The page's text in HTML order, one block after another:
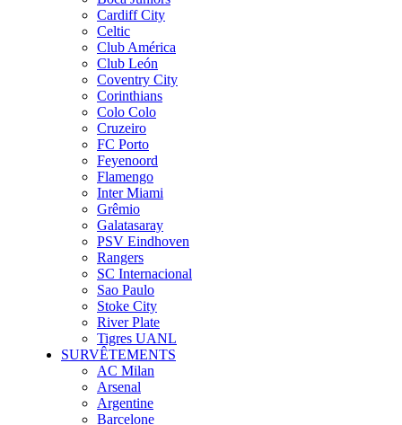
Cardiff City
Celtic
Club América
Club León
Coventry City
Corinthians
Colo Colo
Cruzeiro
FC Porto
Feyenoord
Flamengo
Inter Miami
Grêmio
Galatasaray
PSV Eindhoven
Rangers
SC Internacional
Sao Paulo
Stoke City
River Plate
Tigres UANL
SURVÊTEMENTS
AC Milan
Arsenal
Argentine
Barcelone